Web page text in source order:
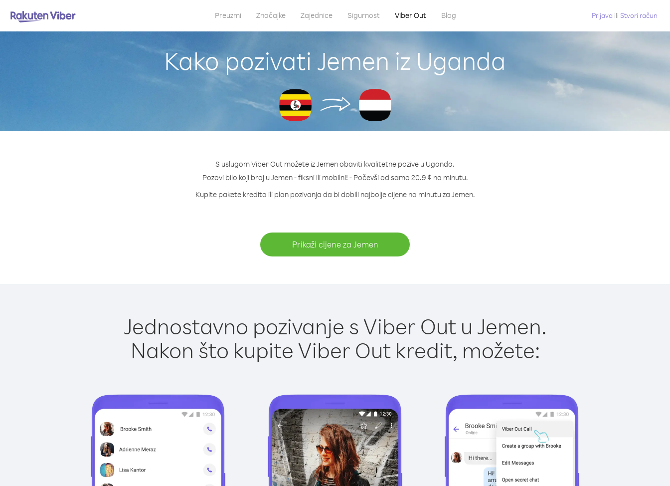
Preuzmi Značajke Zajednice Sigurnost Viber Out Blog Prijava ili Stvori račun
Kako pozivati Jemen iz Uganda
S uslugom Viber Out možete iz Jemen obaviti kvalitetne pozive u Uganda.
Pozovi bilo koji broj u Jemen - fiksni ili mobilni! - Počevši od samo 20.9 ¢ na minutu.
Kupite pakete kredita ili plan pozivanja da bi dobili najbolje cijene na minutu za Jemen.
Prikaži cijene za Jemen
Jednostavno pozivanje s Viber Out u Jemen.
Nakon što kupite Viber Out kredit, možete: